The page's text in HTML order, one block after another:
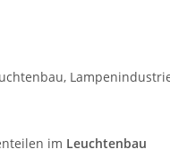
im Leuchtenbau